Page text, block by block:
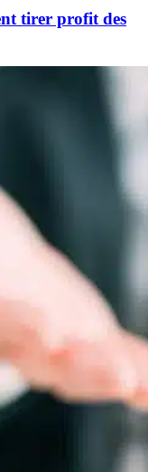
tirer profit des